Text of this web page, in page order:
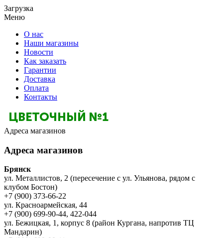
Загрузка
Меню
О нас
Наши магазины
Новости
Как заказать
Гарантии
Доставка
Оплата
Контакты
Адреса магазинов
Адреса магазинов
Брянск
ул. Металлистов, 2 (пересечение с ул. Ульянова, рядом с
клубом Бостон)
+7 (900) 373-66-22
ул. Красноармейская, 44
+7 (900) 699-90-44, 422-044
ул. Бежицкая, 1, корпус 8 (район Кургана, напротив ТЦ
Мандарин)